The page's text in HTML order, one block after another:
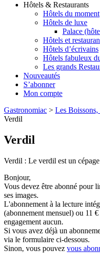
Hôtels & Restaurants
Hôtels du moment
Hôtels de luxe
Palace
Hôtels et
Hôtels d’écrivains
Hôtels fabuleux
Les grands
Nouveautés
S’abonner
Mon compte
Gastronomiac > Les
Verdil
Verdil
Verdil : Le verdil est un cépage
Bonjour,
Vous devez être abonné pour
ses images.
L'abonnement à la lecture
(abonnement mensuel) ou 11
engagement aucun.
Si vous avez déjà un
via le formulaire ci-dessous.
Sinon, vous pouvez vous